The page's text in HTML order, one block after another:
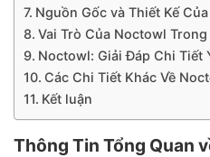
Nguồn Gốc và Thiết Kế
Vai Trò Của Noctowl
Noctowl: Giải Đáp Chi Tiết
Các Chi Tiết Khác Về
Kết luận
Thông Tin Tổng Quan